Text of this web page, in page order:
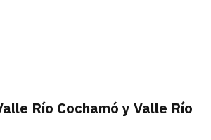
Río Cochamó y Valle Río